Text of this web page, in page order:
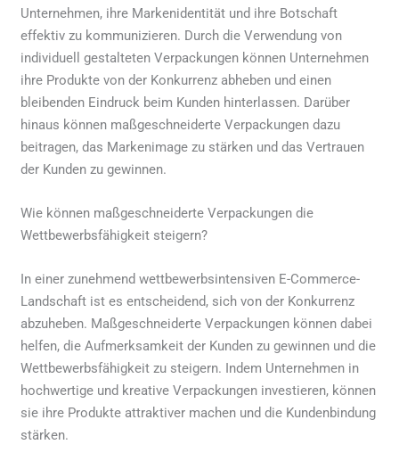
Unternehmen, ihre Markenidentität und ihre Botschaft
effektiv zu kommunizieren. Durch die Verwendung von
individuell gestalteten Verpackungen können Unternehmen
ihre Produkte von der Konkurrenz abheben und einen
bleibenden Eindruck beim Kunden hinterlassen. Darüber
hinaus können maßgeschneiderte Verpackungen dazu
beitragen, das Markenimage zu stärken und das Vertrauen
der Kunden zu gewinnen.
Wie können maßgeschneiderte Verpackungen die
Wettbewerbsfähigkeit steigern?
In einer zunehmend wettbewerbsintensiven E-Commerce-
Landschaft ist es entscheidend, sich von der Konkurrenz
abzuheben. Maßgeschneiderte Verpackungen können dabei
helfen, die Aufmerksamkeit der Kunden zu gewinnen und die
Wettbewerbsfähigkeit zu steigern. Indem Unternehmen in
hochwertige und kreative Verpackungen investieren, können
sie ihre Produkte attraktiver machen und die Kundenbindung
stärken.